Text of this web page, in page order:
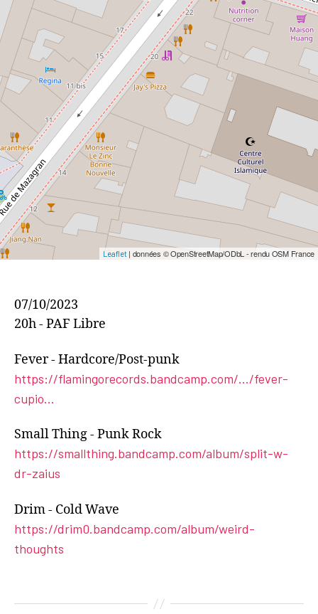
Leaflet| données © OpenStreetMap/ODbL - rendu OSM France
07/10/2023
20h - PAF Libre
Fever - Hardcore/Post-punk
https://flamingorecords.bandcamp.com/.../fever-
cupio...
Small Thing - Punk Rock
https://smallthing.bandcamp.com/album/split-w-
dr-zaius
Drim - Cold Wave
https://drim0.bandcamp.com/album/weird-
thoughts